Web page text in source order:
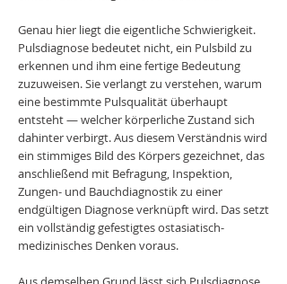
Genau hier liegt die eigentliche Schwierigkeit.
Pulsdiagnose bedeutet nicht, ein Pulsbild zu
erkennen und ihm eine fertige Bedeutung
zuzuweisen. Sie verlangt zu verstehen, warum
eine bestimmte Pulsqualität überhaupt
entsteht — welcher körperliche Zustand sich
dahinter verbirgt. Aus diesem Verständnis wird
ein stimmiges Bild des Körpers gezeichnet, das
anschließend mit Befragung, Inspektion,
Zungen- und Bauchdiagnostik zu einer
endgültigen Diagnose verknüpft wird. Das setzt
ein vollständig gefestigtes ostasiatisch-
medizinisches Denken voraus.